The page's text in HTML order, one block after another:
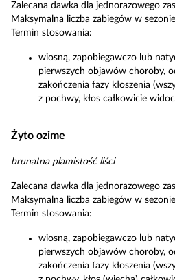
Zalecana dawka dla jednorazowego
Maksymalna liczba zabiegów w
Termin stosowania:
wiosną, zapobiegawczo lub
pierwszych objawów choroby,
zakończenia fazy kłoszenia
z pochwy, kłos całkowicie
Żyto ozime
brunatna plamistość liści
Zalecana dawka dla jednorazowego
Maksymalna liczba zabiegów w
Termin stosowania:
wiosną, zapobiegawczo lub
pierwszych objawów choroby,
zakończenia fazy kłoszenia